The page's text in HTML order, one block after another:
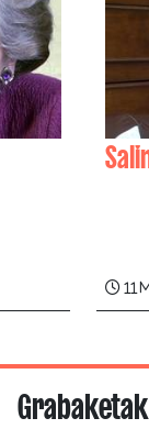
11
Grabaketak